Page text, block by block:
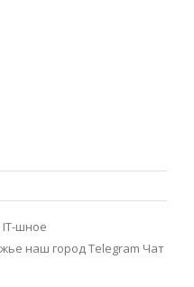
шное
наш город Telegram Чат